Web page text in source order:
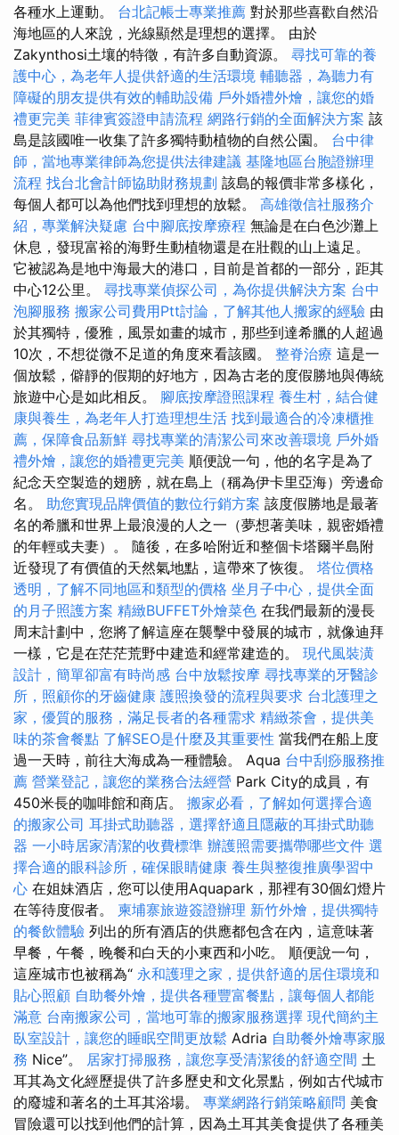
各種水上運動。 台北記帳士專業推薦 對於那些喜歡自然沿
海地區的人來說，光線顯然是理想的選擇。 由於
Zakynthosi土壤的特徵，有許多自動資源。 尋找可靠的養
護中心，為老年人提供舒適的生活環境 輔聽器，為聽力有
障礙的朋友提供有效的輔助設備 戶外婚禮外燴，讓您的婚
禮更完美 菲律賓簽證申請流程 網路行銷的全面解決方案 該
島是該國唯一收集了許多獨特動植物的自然公園。 台中律
師，當地專業律師為您提供法律建議 基隆地區台胞證辦理
流程 找台北會計師協助財務規劃 該島的報價非常多樣化，
每個人都可以為他們找到理想的放鬆。 高雄徵信社服務介
紹，專業解決疑慮 台中腳底按摩療程 無論是在白色沙灘上
休息，發現富裕的海野生動植物還是在壯觀的山上遠足。
它被認為是地中海最大的港口，目前是首都的一部分，距其
中心12公里。 尋找專業偵探公司，為你提供解決方案 台中
泡腳服務 搬家公司費用Ptt討論，了解其他人搬家的經驗 由
於其獨特，優雅，風景如畫的城市，那些到達希臘的人超過
10次，不想從微不足道的角度來看該國。 整脊治療 這是一
個放鬆，僻靜的假期的好地方，因為古老的度假勝地與傳統
旅遊中心是如此相反。 腳底按摩證照課程 養生村，結合健
康與養生，為老年人打造理想生活 找到最適合的冷凍櫃推
薦，保障食品新鮮 尋找專業的清潔公司來改善環境 戶外婚
禮外燴，讓您的婚禮更完美 順便說一句，他的名字是為了
紀念天空製造的翅膀，就在島上（稱為伊卡里亞海）旁邊命
名。 助您實現品牌價值的數位行銷方案 該度假勝地是最著
名的希臘和世界上最浪漫的人之一（夢想著美味，親密婚禮
的年輕或夫妻）。 隨後，在多哈附近和整個卡塔爾半島附
近發現了有價值的天然氣地點，這帶來了恢復。 塔位價格
透明，了解不同地區和類型的價格 坐月子中心，提供全面
的月子照護方案 精緻BUFFET外燴菜色 在我們最新的漫長
周末計劃中，您將了解這座在襲擊中發展的城市，就像迪拜
一樣，它是在茫茫荒野中建造和經常建造的。 現代風裝潢
設計，簡單卻富有時尚感 台中放鬆按摩 尋找專業的牙醫診
所，照顧你的牙齒健康 護照換發的流程與要求 台北護理之
家，優質的服務，滿足長者的各種需求 精緻茶會，提供美
味的茶會餐點 了解SEO是什麼及其重要性 當我們在船上度
過一天時，前往大海成為一種體驗。 Aqua 台中刮痧服務推
薦 營業登記，讓您的業務合法經營 Park City的成員，有
450米長的咖啡館和商店。 搬家必看，了解如何選擇合適
的搬家公司 耳掛式助聽器，選擇舒適且隱蔽的耳掛式助聽
器 一小時居家清潔的收費標準 辦護照需要攜帶哪些文件 選
擇合適的眼科診所，確保眼睛健康 養生與整復推廣學習中
心 在姐妹酒店，您可以使用Aquapark，那裡有30個幻燈片
在等待度假者。 柬埔寨旅遊簽證辦理 新竹外燴，提供獨特
的餐飲體驗 列出的所有酒店的供應都包含在內，這意味著
早餐，午餐，晚餐和白天的小東西和小吃。 順便說一句，
這座城市也被稱為“ 永和護理之家，提供舒適的居住環境和
貼心照顧 自助餐外燴，提供各種豐富餐點，讓每個人都能
滿意 台南搬家公司，當地可靠的搬家服務選擇 現代簡約主
臥室設計，讓您的睡眠空間更放鬆 Adria 自助餐外燴專家服
務 Nice”。 居家打掃服務，讓您享受清潔後的舒適空間 土
耳其為文化經歷提供了許多歷史和文化景點，例如古代城市
的廢墟和著名的土耳其浴場。 專業網路行銷策略顧問 美食
冒險還可以找到他們的計算，因為土耳其美食提供了各種美